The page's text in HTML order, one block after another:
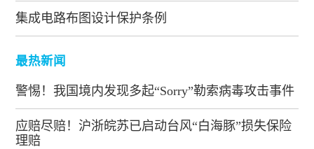
集成电路布图设计保护条例
最热新闻
警惕！我国境内发现多起“Sorry”勒索病毒攻击事件
应赔尽赔！沪浙皖苏已启动台风“白海豚”损失保险
理赔